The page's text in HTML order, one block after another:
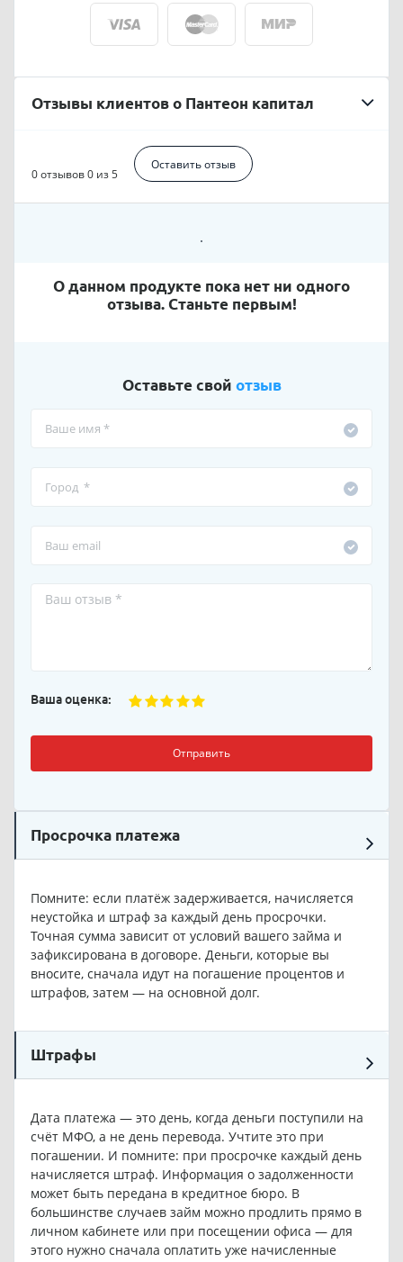
Отзывы клиентов о Пантеон капитал
0 отзывов0 из 5
Оставить отзыв
О данном продукте пока нет ни одного
отзыва. Станьте первым!
Оставьте свой отзыв
Ваша оценка:
Отправить
Просрочка платежа
Помните: если платёж задерживается, начисляется
неустойка и штраф за каждый день просрочки.
Точная сумма зависит от условий вашего займа и
зафиксирована в договоре. Деньги, которые вы
вносите, сначала идут на погашение процентов и
штрафов, затем — на основной долг.
Штрафы
Дата платежа — это день, когда деньги поступили на
счёт МФО, а не день перевода. Учтите это при
погашении. И помните: при просрочке каждый день
начисляется штраф. Информация о задолженности
может быть передана в кредитное бюро. В
большинстве случаев займ можно продлить прямо в
личном кабинете или при посещении офиса — для
этого нужно сначала оплатить уже начисленные